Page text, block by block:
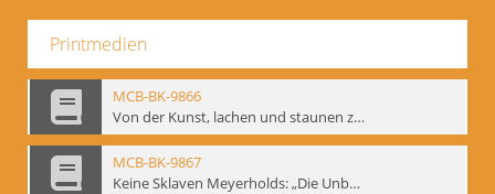
Printmedien
MCB-BK-9866
Von der Kunst, lachen und staunen zu machen. Das Meyerhold-Projekt im bat Studiotheater - interne Signatur: BM-prt-63
MCB-BK-9867
Keine Sklaven Meyerholds: „Die Unbekannte“ und „Eine gewisse Anzahl Gespräche im bat“ - interne Signatur: BM-prt-64